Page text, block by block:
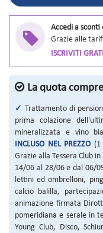
Accedi a sconti
Grazie alle
ISCRIVITI
La quota
✓ Trattamento di
prima colazione
mineralizzata e vino
INCLUSO NEL PREZZO(1
Grazie alla Tessera Club
14/06 al 28/06 e dal 06/
lettini ed ombrelloni,
calcio balilla,
animazione firmata
pomeridiana e serale in
Young Club, Disco,